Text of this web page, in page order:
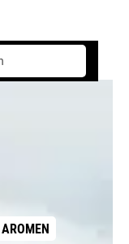
AROMEN